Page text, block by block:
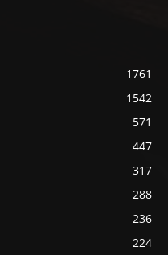
1761
1542
571
447
317
288
236
224